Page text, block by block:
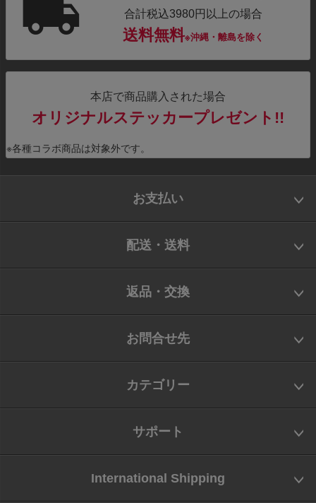
合計税込3980円以上の場合
送料無料※沖縄・離島を除く
本店で商品購入された場合
オリジナルステッカープレゼント!!
※各種コラボ商品は対象外です。
お支払い
配送・送料
返品・交換
お問合せ先
カテゴリー
サポート
International Shipping